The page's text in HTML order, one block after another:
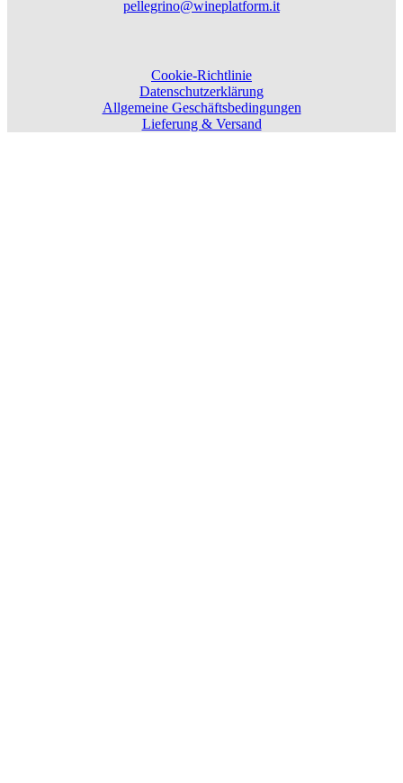
pellegrino@wineplatform.it
Cookie-Richtlinie
Datenschutzerklärung
Allgemeine Geschäftsbedingungen
Lieferung & Versand